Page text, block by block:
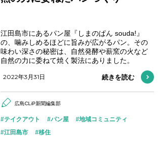
江田島市にあるパン屋『しまのぱん souda!』
の、噛みしめるほどに旨みが広がるパン。その
味わい深さの秘密は、自然発酵や薪窯の火など
自然の力に委ねて焼く製法にありました。
2022年3月31日 続きを読む
広島CLiP新聞編集部
テイクアウト パン屋
地域コミュニティ
江田島市
移住